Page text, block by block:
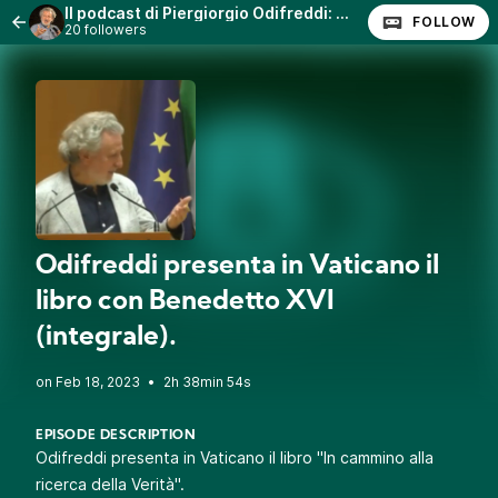
Il podcast di Piergiorgio Odifreddi: Lezioni e Conferenze.
20 followers FOLLOW
Odifreddi presenta in Vaticano il
libro con Benedetto XVI
(integrale).
• 2h 38min 54s
EPISODE DESCRIPTION
Odifreddi presenta in Vaticano il libro "In cammino alla
ricerca della Verità".